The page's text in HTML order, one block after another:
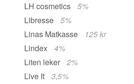
LH cosmetics
5%
Libresse
5%
Linas Matkasse
125 kr
Lindex
4%
Liten leker
2%
Live It
3,5%